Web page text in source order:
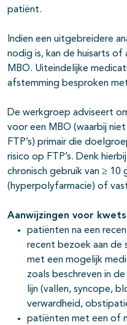
patiënt.
Indien een uitgebreidere
nodig is, kan de huisarts
MBO. Uiteindelijke
afstemming besproken
De werkgroep adviseert
voor een MBO (waarbij
FTP’s) primair die
risico op FTP’s. Denk
chronisch gebruik van ≥ 10
(hyperpolyfarmacie) of
Aanwijzingen voor
patiënten na een
recent bezoek aan de
met een mogelijk
zoals beschreven in
lijn (vallen, syncope,
verwardheid,
patiënten met een of